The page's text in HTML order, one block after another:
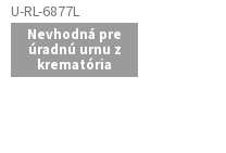
U-RL-6877L
Nevhodná pre
úradnú urnu z
krematória